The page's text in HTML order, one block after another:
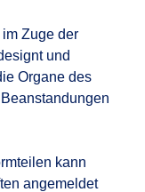
Zuge der
und
Organe des
kann
angemeldet